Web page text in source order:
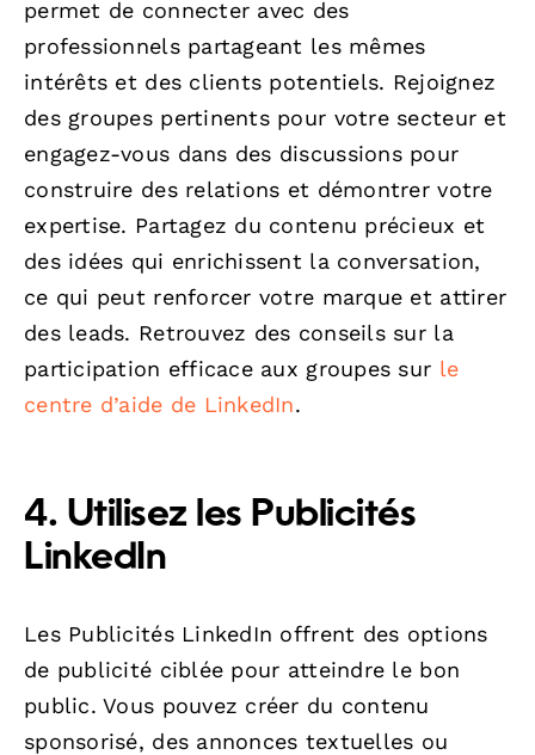
permet de connecter avec des
professionnels partageant les mêmes
intérêts et des clients potentiels. Rejoignez
des groupes pertinents pour votre secteur et
engagez-vous dans des discussions pour
construire des relations et démontrer votre
expertise. Partagez du contenu précieux et
des idées qui enrichissent la conversation,
ce qui peut renforcer votre marque et attirer
des leads. Retrouvez des conseils sur la
participation efficace aux groupes sur le
centre d’aide de LinkedIn.
4. Utilisez les Publicités
LinkedIn
Les Publicités LinkedIn offrent des options
de publicité ciblée pour atteindre le bon
public. Vous pouvez créer du contenu
sponsorisé, des annonces textuelles ou